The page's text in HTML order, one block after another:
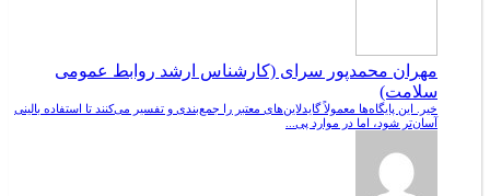
مهران محمدپور سرای (کارشناس ارشد روابط عمومی
سلامت)
خیر. این پایگاه‌ها معمولاً گایدلاین‌های معتبر را جمع‌بندی و تفسیر می‌کنند تا استفاده بالینی
آسان‌تر شود، اما در موارد پی...